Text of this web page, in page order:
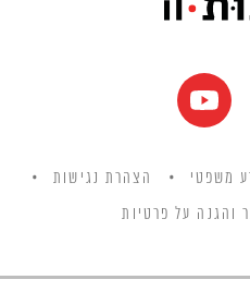
משפטי הצהרת נגישות
והגנה על פרטיות